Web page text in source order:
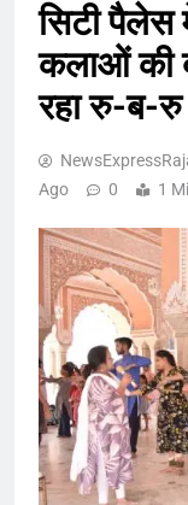
सिटी पैलेस
कलाओं की
रहा रु-ब-रु
Ago
0 1